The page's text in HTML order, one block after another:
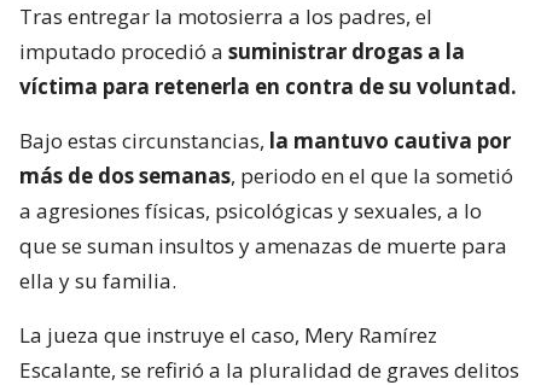
Tras entregar la motosierra a los padres, el
imputado procedió a suministrar drogas a la
víctima para retenerla en contra de su voluntad.
Bajo estas circunstancias, la mantuvo cautiva por
más de dos semanas, periodo en el que la sometió
a agresiones físicas, psicológicas y sexuales, a lo
que se suman insultos y amenazas de muerte para
ella y su familia.
La jueza que instruye el caso, Mery Ramírez
Escalante, se refirió a la pluralidad de graves delitos